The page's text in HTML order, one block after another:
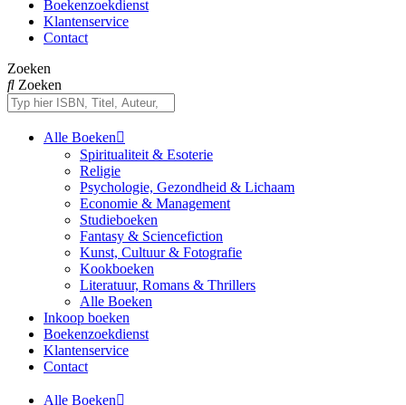
Boekenzoekdienst
Klantenservice
Contact
Zoeken
Zoeken
Alle Boeken
Spiritualiteit & Esoterie
Religie
Psychologie, Gezondheid & Lichaam
Economie & Management
Studieboeken
Fantasy & Sciencefiction
Kunst, Cultuur & Fotografie
Kookboeken
Literatuur, Romans & Thrillers
Alle Boeken
Inkoop boeken
Boekenzoekdienst
Klantenservice
Contact
Alle Boeken